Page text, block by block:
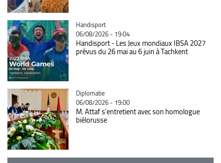
Catégorie
Handisport
06/08/2026 - 19:04
Handisport - Les Jeux mondiaux IBSA 2027
prévus du 26 mai au 6 juin à Tachkent
Catégorie
Diplomatie
06/08/2026 - 19:00
M. Attaf s'entretient avec son homologue
biélorusse